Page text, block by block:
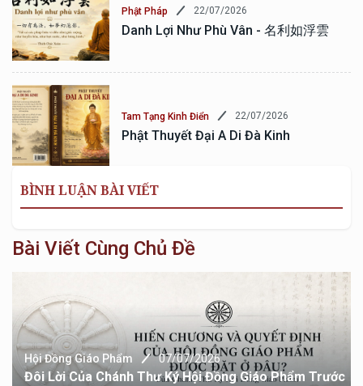
Phật Pháp 22/07/2026
Danh Lợi Như Phù Vân - 名利如浮雲
Tam Tạng Kinh Điển 22/07/2026
Phật Thuyết Đại A Di Đà Kinh
BÌNH LUẬN BÀI VIẾT
Bài Viết Cùng Chủ Đề
Hội Đồng Giáo Phẩm 07/07/2026
Đôi Lời Của Chánh Thư Ký Hội Đồng Giáo Phẩm Trước